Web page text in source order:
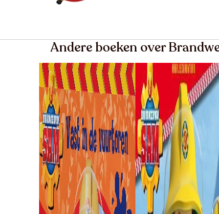
Andere boeken over